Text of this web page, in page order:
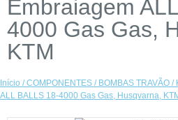
Embraiagem
4000 Gas Gas,
KTM
Início /COMPONENTES / BOMBAS TRAVÃO /
ALL BALLS 18-4000 Gas Gas, Husqvarna,